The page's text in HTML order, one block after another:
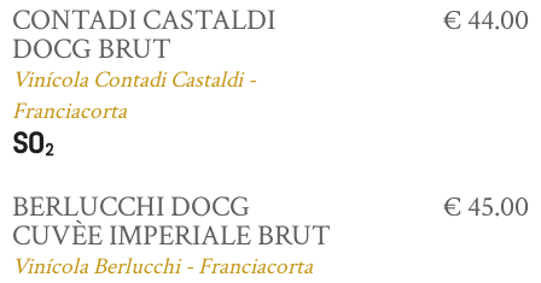
CONTADI CASTALDI
DOCG BRUT
Vinícola Contadi Castaldi -
Franciacorta
€ 44.00
BERLUCCHI DOCG
CUVÈE IMPERIALE BRUT
Vinícola Berlucchi - Franciacorta
€ 45.00